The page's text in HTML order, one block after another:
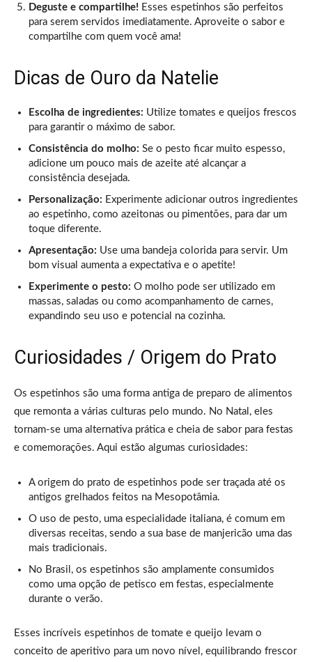
Deguste e compartilhe! Esses espetinhos são perfeitos
para serem servidos imediatamente. Aproveite o sabor e
compartilhe com quem você ama!
Dicas de Ouro da Natelie
Escolha de ingredientes: Utilize tomates e queijos frescos
para garantir o máximo de sabor.
Consistência do molho: Se o pesto ficar muito espesso,
adicione um pouco mais de azeite até alcançar a
consistência desejada.
Personalização: Experimente adicionar outros ingredientes
ao espetinho, como azeitonas ou pimentões, para dar um
toque diferente.
Apresentação: Use uma bandeja colorida para servir. Um
bom visual aumenta a expectativa e o apetite!
Experimente o pesto: O molho pode ser utilizado em
massas, saladas ou como acompanhamento de carnes,
expandindo seu uso e potencial na cozinha.
Curiosidades / Origem do Prato
Os espetinhos são uma forma antiga de preparo de alimentos
que remonta a várias culturas pelo mundo. No Natal, eles
tornam-se uma alternativa prática e cheia de sabor para festas
e comemorações. Aqui estão algumas curiosidades:
A origem do prato de espetinhos pode ser traçada até os
antigos grelhados feitos na Mesopotâmia.
O uso de pesto, uma especialidade italiana, é comum em
diversas receitas, sendo a sua base de manjericão uma das
mais tradicionais.
No Brasil, os espetinhos são amplamente consumidos
como uma opção de petisco em festas, especialmente
durante o verão.
Esses incríveis espetinhos de tomate e queijo levam o
conceito de aperitivo para um novo nível, equilibrando frescor